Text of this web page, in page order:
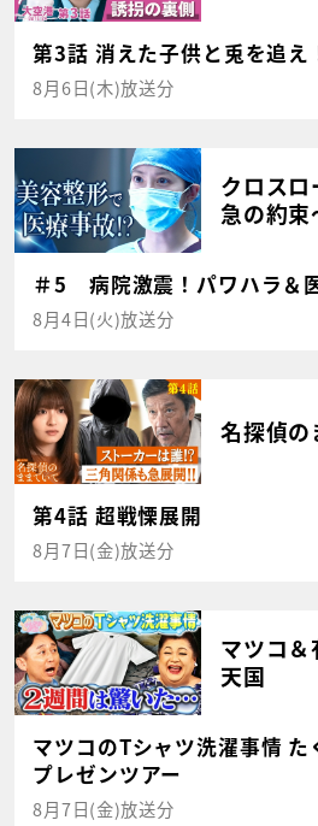
第3話 消えた子供と兎を追え
8月6日(木)放送分
クロス
急の約束
＃5 病院激震！パワハラ＆
8月4日(火)放送分
名探偵の
第4話 超戦慄展開
8月7日(金)放送分
マツコ
天国
マツコのTシャツ洗濯事情
プレゼンツアー
8月7日(金)放送分